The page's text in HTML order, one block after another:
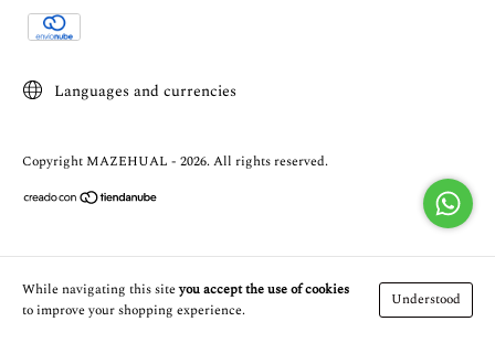
While navigating this siteyou accept the use of cookies
to improve your shopping experience.
Understood
Languages and currencies
Copyright MAZEHUAL - 2026. All rights reserved.